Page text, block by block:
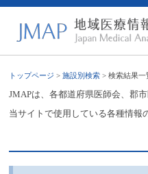
トップページ >施設別検索 > 検索結果一
JMAPは、各都道府県医師会、郡
当サイトで使用している各種情報